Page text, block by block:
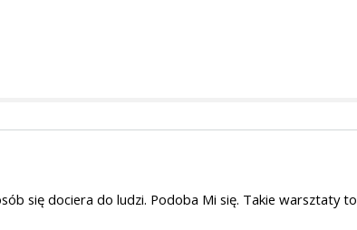
się dociera do ludzi. Podoba Mi się. Takie warsztaty to